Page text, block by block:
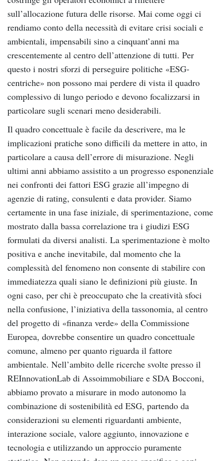
sull’allocazione futura delle risorse. Mai come oggi ci
rendiamo conto della necessità di evitare crisi sociali e
ambientali, impensabili sino a cinquant’anni ma
crescentemente al centro dell’attenzione di tutti. Per
questo i nostri sforzi di perseguire politiche «ESG-
centriche» non possono mai perdere di vista il quadro
complessivo di lungo periodo e devono focalizzarsi in
particolare sugli scenari meno desiderabili.
Il quadro concettuale è facile da descrivere, ma le
implicazioni pratiche sono difficili da mettere in atto, in
particolare a causa dell’errore di misurazione. Negli
ultimi anni abbiamo assistito a un progresso esponenziale
nei confronti dei fattori ESG grazie all’impegno di
agenzie di rating, consulenti e data provider. Siamo
certamente in una fase iniziale, di sperimentazione, come
mostrato dalla bassa correlazione tra i giudizi ESG
formulati da diversi analisti. La sperimentazione è molto
positiva e anche inevitabile, dal momento che la
complessità del fenomeno non consente di stabilire con
immediatezza quali siano le definizioni più giuste. In
ogni caso, per chi è preoccupato che la creatività sfoci
nella confusione, l’iniziativa della tassonomia, al centro
del progetto di «finanza verde» della Commissione
Europea, dovrebbe consentire un quadro concettuale
comune, almeno per quanto riguarda il fattore
ambientale. Nell’ambito delle ricerche svolte presso il
REInnovationLab di Assoimmobiliare e SDA Bocconi,
abbiamo provato a misurare in modo autonomo la
combinazione di sostenibilità ed ESG, partendo da
considerazioni su elementi riguardanti ambiente,
interazione sociale, valore aggiunto, innovazione e
tecnologia e utilizzando un approccio puramente